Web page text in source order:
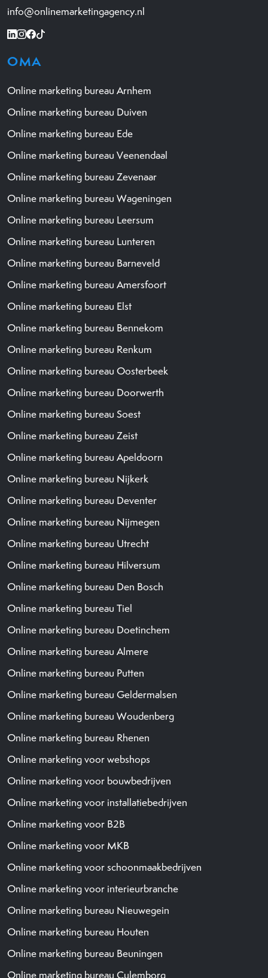
info@onlinemarketingagency.nl
OMA
Online marketing bureau Arnhem
Online marketing bureau Duiven
Online marketing bureau Ede
Online marketing bureau Veenendaal
Online marketing bureau Zevenaar
Online marketing bureau Wageningen
Online marketing bureau Leersum
Online marketing bureau Lunteren
Online marketing bureau Barneveld
Online marketing bureau Amersfoort
Online marketing bureau Elst
Online marketing bureau Bennekom
Online marketing bureau Renkum
Online marketing bureau Oosterbeek
Online marketing bureau Doorwerth
Online marketing bureau Soest
Online marketing bureau Zeist
Online marketing bureau Apeldoorn
Online marketing bureau Nijkerk
Online marketing bureau Deventer
Online marketing bureau Nijmegen
Online marketing bureau Utrecht
Online marketing bureau Hilversum
Online marketing bureau Den Bosch
Online marketing bureau Tiel
Online marketing bureau Doetinchem
Online marketing bureau Almere
Online marketing bureau Putten
Online marketing bureau Geldermalsen
Online marketing bureau Woudenberg
Online marketing bureau Rhenen
Online marketing voor webshops
Online marketing voor bouwbedrijven
Online marketing voor installatiebedrijven
Online marketing voor B2B
Online marketing voor MKB
Online marketing voor schoonmaakbedrijven
Online marketing voor interieurbranche
Online marketing bureau Nieuwegein
Online marketing bureau Houten
Online marketing bureau Beuningen
Online marketing bureau Culemborg